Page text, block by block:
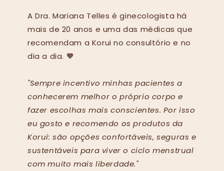
A Dra. Mariana Telles é ginecologista há
mais de 20 anos e uma das médicas que
recomendam a Korui no consultório e no
dia a dia. 🧡
"Sempre incentivo minhas pacientes a
conhecerem melhor o próprio corpo e
fazer escolhas mais conscientes. Por isso
eu gosto e recomendo os produtos da
Korui: são opções confortáveis, seguras e
sustentáveis para viver o ciclo menstrual
com muito mais liberdade."